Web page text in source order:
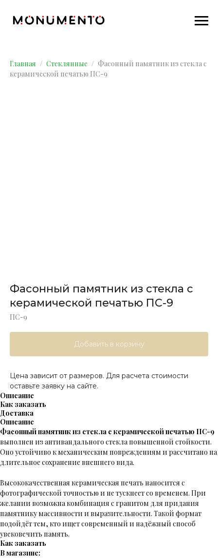
Главная Стеклянные
Фасонный памятник из стекла с
керамической печатью ПС-9
Фасонный памятник из стекла с
керамической печатью ПС-9
ПС-9
Добавить в корзину
Цена зависит от размеров. Для расчета стоимости
оставьте заявку на сайте.
Описание
Как заказать
Доставка
Описание
Фасонный памятник из стекла с керамической печатью ПС-9
выполнен из антивандального стекла повышенной стойкости.
Оно устойчиво к механическим повреждениям и рассчитано на
длительное сохранение внешнего вида.
Высококачественная керамическая печать наносится с
фотографической точностью и не тускнеет со временем. При
желании возможна комбинация с гранитом для придания
памятнику массивности и выразительности. Такой формат
подойдёт тем, кто ищет современный и надёжный способ
увековечить память.
Как заказать
В магазине: